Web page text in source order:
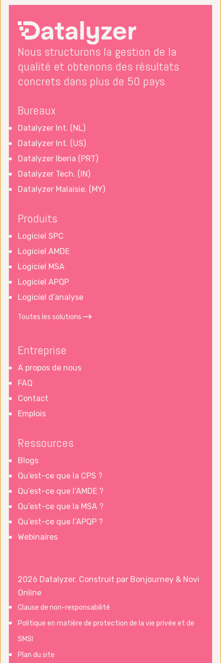
Nous structurons la gestion de la
qualité et obtenons des résultats
concrets dans plus de 50 pays.
Bureaux
Datalyzer Int. (NL)
Datalyzer Int. (US)
Datalyzer Iberia (PRT)
Datalyzer Tech. (IN)
Datalyzer Malaisie. (MY)
Produits
Logiciel SPC
Logiciel AMDE
Logiciel MSA
Logiciel APQP
Logiciel d’analyse
Toutes les solutions
Entreprise
A propos de nous
FAQ
Contact
Emplois
Ressources
Blogs
Qu’est-ce que la CPS ?
Qu’est-ce que l’AMDE ?
Qu’est-ce que la MSA ?
Qu’est-ce que l’APQP ?
Webinaires
2026 Datalyzer. Construit par Bonjourney & Novi
Online
Clause de non-responsabilité
Politique en matière de protection de la vie privée et de
SMSI
Plan du site